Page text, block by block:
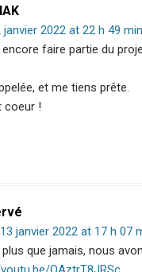
janvier 2022 at 22 h 49 min
encore faire partie du
et me tiens prête.
coeur !
13 janvier 2022 at 17 h 07
plus que jamais, nous